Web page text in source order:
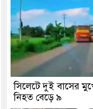
সিলেটে দুই বাসের
নিহত বেড়ে ৯